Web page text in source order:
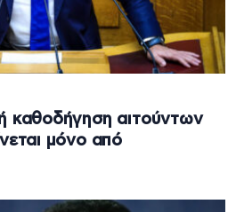
καθοδήγηση αιτούντων
μόνο από